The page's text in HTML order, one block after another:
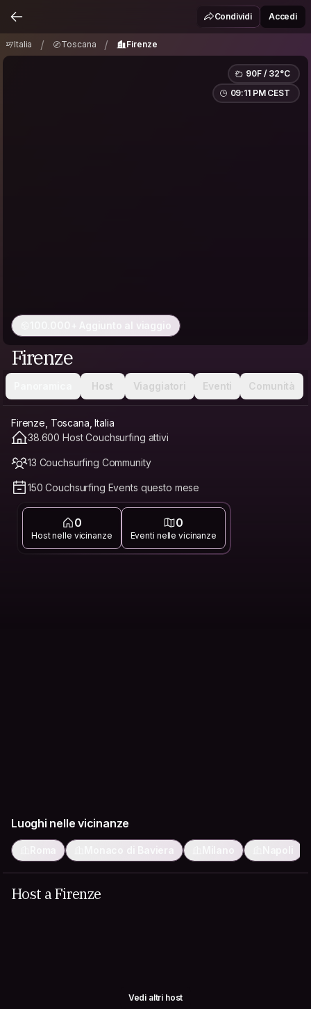
Condividi Accedi
Italia / Toscana / Firenze
90F / 32°C
09:11 PM CEST
100.000+ Aggiunto al viaggio
Firenze
Host Viaggiatori Eventi Comunità
Firenze, Toscana, Italia
38.600 Host Couchsurfing attivi
13 Couchsurfing Community
150 Couchsurfing Events questo mese
0
Host nelle vicinanze
0
Eventi nelle vicinanze
Luoghi nelle vicinanze
Roma Monaco di Baviera Milano Napoli
Host a Firenze
Vedi altri host